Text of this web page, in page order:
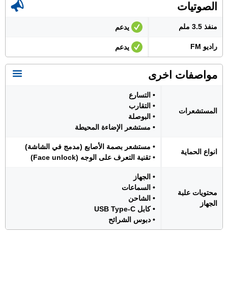
الصوتيات
منفذ 3.5 ملم يدعم
راديو FM يدعم
مواصفات اخرى
المستشعرات
• التسارع
• التقارب
• البوصلة
• مستشعر الإضاءة المحيطة
انواع الحماية
• مستشعر بصمة الأصابع (مدمج في الشاشة)
• تقنية التعرف على الوجه (Face unlock)
محتويات علبة
الجهاز
• الجهاز
• السماعات
• الشاحن
• كابل USB Type-C
• دبوس الشرائح